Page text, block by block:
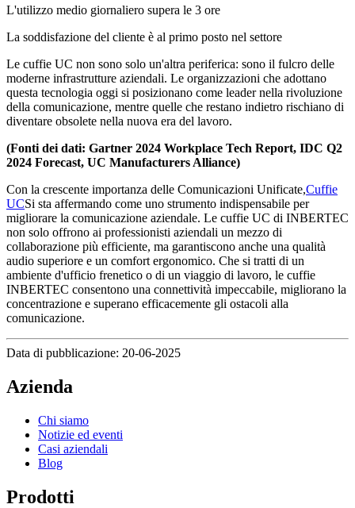
L'utilizzo medio giornaliero supera le 3 ore
La soddisfazione del cliente è al primo posto nel settore
Le cuffie UC non sono solo un'altra periferica: sono il fulcro delle
moderne infrastrutture aziendali. Le organizzazioni che adottano
questa tecnologia oggi si posizionano come leader nella rivoluzione
della comunicazione, mentre quelle che restano indietro rischiano di
diventare obsolete nella nuova era del lavoro.
(Fonti dei dati: Gartner 2024 Workplace Tech Report, IDC Q2
2024 Forecast, UC Manufacturers Alliance)
Con la crescente importanza delle Comunicazioni Unificate,Cuffie
UCSi sta affermando come uno strumento indispensabile per
migliorare la comunicazione aziendale. Le cuffie UC di INBERTEC
non solo offrono ai professionisti aziendali un mezzo di
collaborazione più efficiente, ma garantiscono anche una qualità
audio superiore e un comfort ergonomico. Che si tratti di un
ambiente d'ufficio frenetico o di un viaggio di lavoro, le cuffie
INBERTEC consentono una connettività impeccabile, migliorano la
concentrazione e superano efficacemente gli ostacoli alla
comunicazione.
Data di pubblicazione: 20-06-2025
Azienda
Chi siamo
Notizie ed eventi
Casi aziendali
Blog
Prodotti